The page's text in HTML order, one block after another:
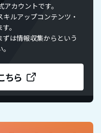
カウントです。
ルアップコンテンツ・
。
は情報収集からという